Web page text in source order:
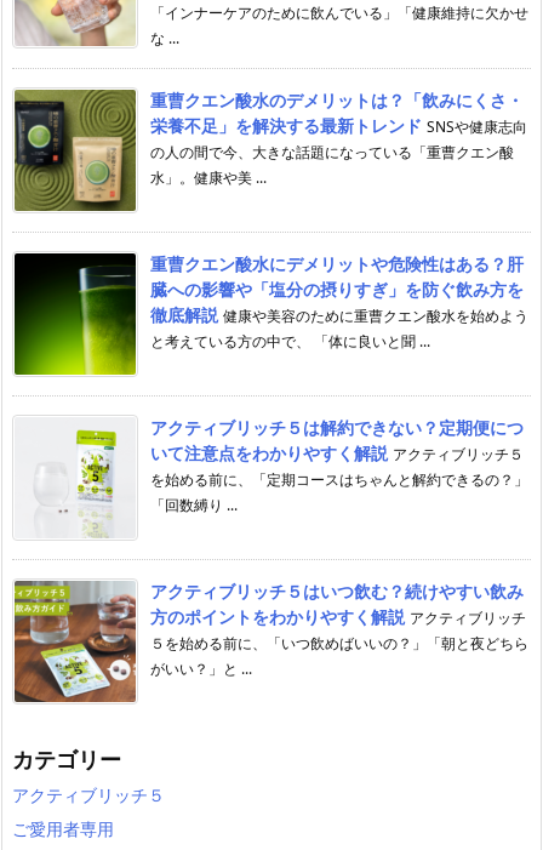
「インナーケアのために飲んでいる」「健康維持に欠かせ
な ...
重曹クエン酸水のデメリットは？「飲みにくさ・
栄養不足」を解決する最新トレンド SNSや健康志向
の人の間で今、大きな話題になっている「重曹クエン酸
水」。健康や美 ...
重曹クエン酸水にデメリットや危険性はある？肝
臓への影響や「塩分の摂りすぎ」を防ぐ飲み方を
徹底解説 健康や美容のために重曹クエン酸水を始めよう
と考えている方の中で、 「体に良いと聞 ...
アクティブリッチ５は解約できない？定期便につ
いて注意点をわかりやすく解説 アクティブリッチ５
を始める前に、「定期コースはちゃんと解約できるの？」
「回数縛り ...
アクティブリッチ５はいつ飲む？続けやすい飲み
方のポイントをわかりやすく解説 アクティブリッチ
５を始める前に、「いつ飲めばいいの？」「朝と夜どちら
がいい？」と ...
カテゴリー
アクティブリッチ５
ご愛用者専用